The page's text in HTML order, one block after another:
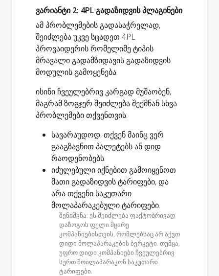
ვარიანტი 2: 4PL გადაზიდვის პლაგინები
ამ პრობლემების გადასაჭრელად,
შეიძლება უკვე სცადეთ 4PL
პროვაიდერის რომელიმე ტიპის
მრავალი გადამზიდავის გადაზიდვის
მოდულის გამოყენება.
ისინი ჩვეულებრივ კარგად მუშაობენ,
მაგრამ ზოგჯერ შეიძლება შექმნან სხვა
პრობლემები თქვენთვის:
სავარაუდოდ, თქვენ მაინც ვერ
გააგზავნით პალეტებს ან დიდ
რაოდენობებს.
იძულებული იქნებით გამოიყენოთ
მათი გადაზიდვის ტარიფები, და
არა თქვენი საკუთარი
მოლაპარაკებული ტარიფები.
შენიშვნა: ეს შეიძლება ფაქტობრივად
დაზოგოს ფული მცირე
კომპანიებისთვის, რომლებსაც არ აქვთ
დიდი მოლაპარაკების ბერკეტი. თუმცა,
უფრო დიდი კომპანიები ჩვეულებრივ
სურთ მოილაპარაკონ საკუთარი
ტარიფები.